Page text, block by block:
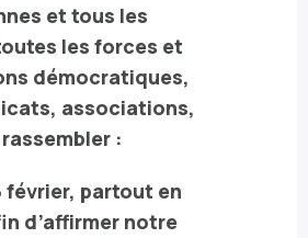
et tous les
les forces et
démocratiques,
associations,
:
février, partout en
d’affirmer notre